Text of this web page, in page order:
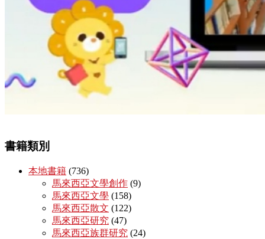
書籍類別
本地書籍 (736)
馬來西亞文學創作 (9)
馬來西亞文學 (158)
馬來西亞散文 (122)
馬來西亞研究 (47)
馬來西亞族群研究 (24)